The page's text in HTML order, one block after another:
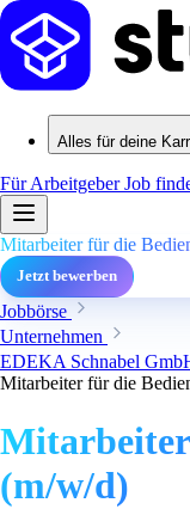
Alles für deine
Für ArbeitgeberJob
Mitarbeiter für die
Jetzt bewerben
Jobbörse
Unternehmen
EDEKA Schnabel
Mitarbeiter für die
(m/w/d)